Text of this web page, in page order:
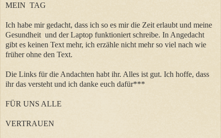
MEIN TAG
Ich habe mir gedacht, dass ich so es mir die Zeit erlaubt und meine
Gesundheit und der Laptop funktioniert schreibe. In Angedacht
gibt es keinen Text mehr, ich erzähle nicht mehr so viel nach wie
früher ohne den Text.
Die Links für die Andachten habt ihr. Alles ist gut. Ich hoffe, dass
ihr das versteht und ich danke euch dafür***
FÜR UNS ALLE
VERTRAUEN